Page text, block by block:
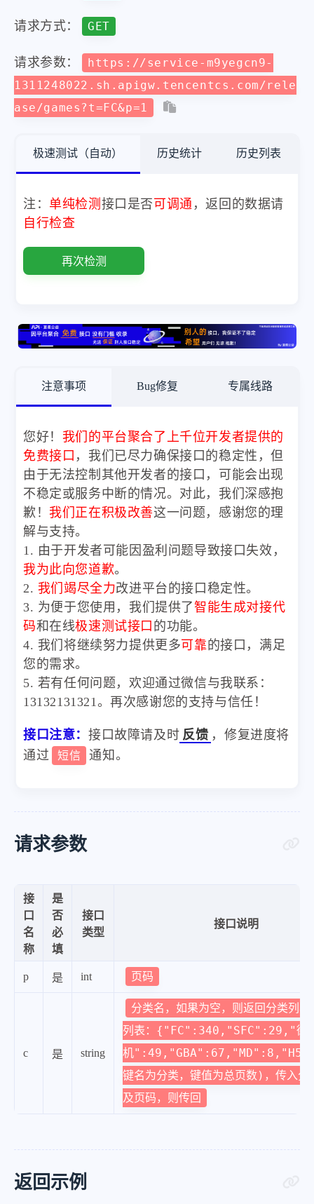
请求方式： GET
请求参数：
https://service-m9yegcn9-
1311248022.sh.apigw.tencentcs.com/rele
ase/games?t=FC&p=1
极速测试（自动） 历史统计 历史列表
注： 单纯检测 接口是否 可调通 ，返回的数据请
自行检查
再次检测
注意事项 Bug修复 专属线路
您好！ 我们的平台聚合了上千位开发者提供的
免费接口 ，我们已尽力确保接口的稳定性，但
由于无法控制其他开发者的接口，可能会出现
不稳定或服务中断的情况。对此，我们深感抱
歉！ 我们正在积极改善这一问题，感谢您的理
解与支持。
1. 由于开发者可能因盈利问题导致接口失效，
我为此向您道歉。
2. 我们竭尽全力改进平台的接口稳定性。
3. 为便于您使用，我们提供了智能生成对接代
码和在线极速测试接口 的功能。
4. 我们将继续努力提供更多可靠的接口，满足
您的需求。
5. 若有任何问题，欢迎通过微信与我联系：
13132131321。再次感谢您的支持与信任！
接口注意： 接口故障请及时 反馈 ，修复进度将
通过
短信 通知。
请求参数
接
口
名
称
是
否
必
填
接口
类型
接口说明
p 是 int 页码
c 是 string
分类名，如果为空，则返回分类列
列表：{"FC":340,"SFC":29,"街
机
键名为分类，键值为总页数)，传入分
及页码，则传回
返回示例